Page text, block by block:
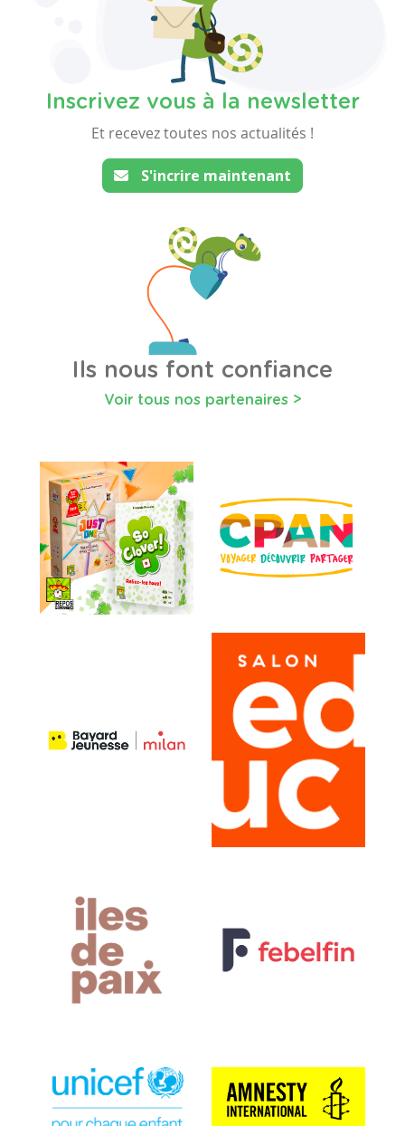
Inscrivez vous à la newsletter
Et recevez toutes nos actualités !
S'incrire maintenant
Ils nous font confiance
Voir tous nos partenaires >